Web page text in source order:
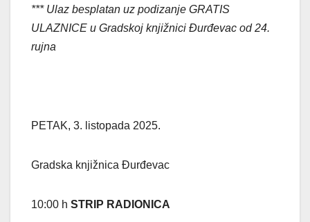
*** Ulaz besplatan uz podizanje GRATIS
ULAZNICE u Gradskoj knjižnici Đurđevac od 24.
rujna
PETAK, 3. listopada 2025.
Gradska knjižnica Đurđevac
10:00 h STRIP RADIONICA